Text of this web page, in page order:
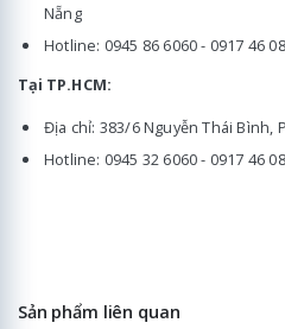
Nẵng
Hotline: 0945 86 6060 - 0917 46
Tại TP.HCM:
Địa chỉ: 383/6 Nguyễn Thái Bình,
Hotline: 0945 32 6060 - 0917 46
Sản phẩm liên quan